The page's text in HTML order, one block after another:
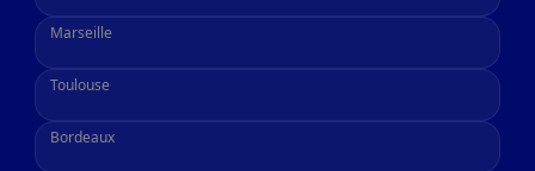
Marseille
Toulouse
Bordeaux